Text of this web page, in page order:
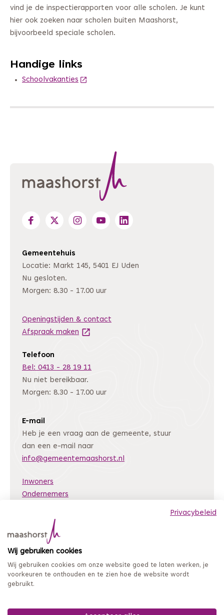
Privacybeleid
Wij gebruiken cookies
Wij gebruiken cookies om onze website goed te laten werken, je
voorkeuren te onthouden en te zien hoe de website wordt
gebruikt.
vind je de inspectierapporten voor alle scholen. Je kunt
hier ook zoeken naar scholen buiten Maashorst,
bijvoorbeeld speciale scholen.
Handige links
Schoolvakanties (Deze link gaat naar een andere
Gemeentehuis
Locatie: Markt 145, 5401 EJ Uden
Nu gesloten.
Morgen: 8.30 - 17.00 uur
Openingstijden & contact
Afspraak maken (Deze link gaat naar een andere
Telefoon
Bel: 0413 - 28 19 11
Nu niet bereikbaar.
Morgen: 8.30 - 17.00 uur
E-mail
Heb je een vraag aan de gemeente, stuur
dan een e-mail naar
info@gemeentemaashorst.nl
Inwoners
Ondernemers
Archiefweb(Deze link gaat naar een andere website)
Coordinated Vulnerability Disclosure
Mijn loket
Privacy en persoonsgegevens
Toegankelijkheidsverklaring